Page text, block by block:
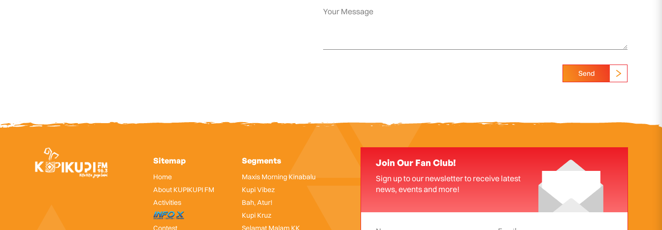
Send
Sitemap
Home
About KUPIKUPI FM
Activities
InfoX
Contest
Segments
Maxis Morning Kinabalu
Kupi Vibez
Bah, Atur!
Kupi Kruz
Selamat Malam KK
Join Our Fan Club!
Sign up to our newsletter to receive latest
news, events and more!